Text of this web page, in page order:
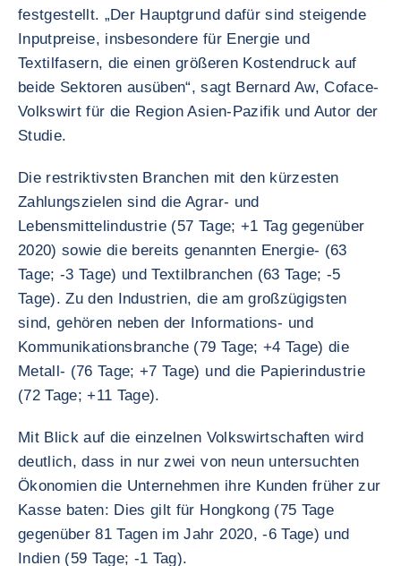
festgestellt. „Der Hauptgrund dafür sind steigende
Inputpreise, insbesondere für Energie und
Textilfasern, die einen größeren Kostendruck auf
beide Sektoren ausüben“, sagt Bernard Aw, Coface-
Volkswirt für die Region Asien-Pazifik und Autor der
Studie.
Die restriktivsten Branchen mit den kürzesten
Zahlungszielen sind die Agrar- und
Lebensmittelindustrie (57 Tage; +1 Tag gegenüber
2020) sowie die bereits genannten Energie- (63
Tage; -3 Tage) und Textilbranchen (63 Tage; -5
Tage). Zu den Industrien, die am großzügigsten
sind, gehören neben der Informations- und
Kommunikationsbranche (79 Tage; +4 Tage) die
Metall- (76 Tage; +7 Tage) und die Papierindustrie
(72 Tage; +11 Tage).
Mit Blick auf die einzelnen Volkswirtschaften wird
deutlich, dass in nur zwei von neun untersuchten
Ökonomien die Unternehmen ihre Kunden früher zur
Kasse baten: Dies gilt für Hongkong (75 Tage
gegenüber 81 Tagen im Jahr 2020, -6 Tage) und
Indien (59 Tage; -1 Tag).